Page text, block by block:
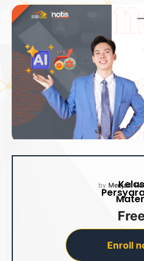
Kelas
by Menjadi
Enroll